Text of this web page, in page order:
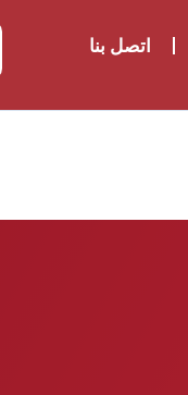
اتصل بنا